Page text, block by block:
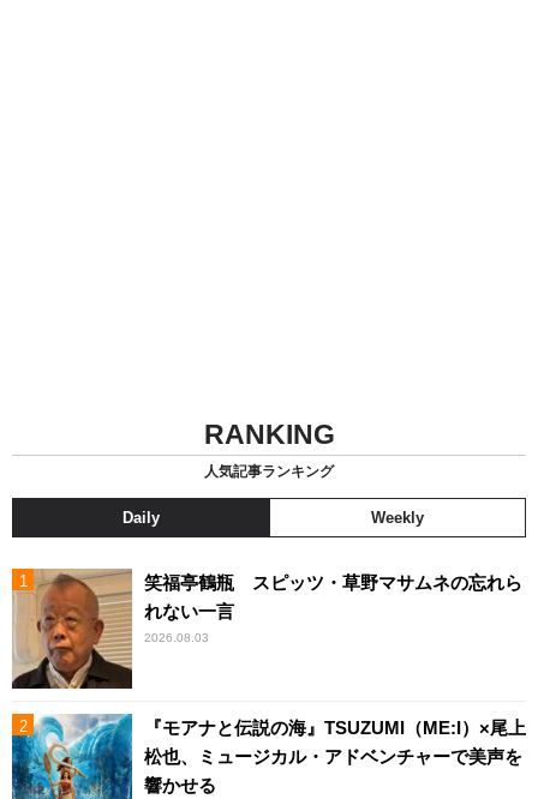
RANKING
人気記事ランキング
Daily Weekly
笑福亭鶴瓶 スピッツ・草野マサムネの忘れら
れない一言
2026.08.03
『モアナと伝説の海』TSUZUMI（ME:I）×尾上
松也、ミュージカル・アドベンチャーで美声を
響かせる